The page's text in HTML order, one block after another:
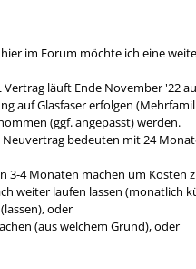
im Forum möchte ich eine
läuft Ende November '22
auf Glasfaser erfolgen
(ggf. angepasst) werden.
bedeuten mit 24
3-4 Monaten machen um Kosten
weiter laufen lassen (monatlich
oder
(aus welchem Grund), oder